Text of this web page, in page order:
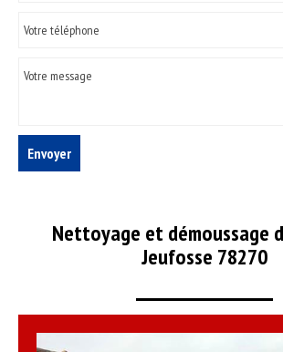
Nettoyage et démoussage
Jeufosse 78270